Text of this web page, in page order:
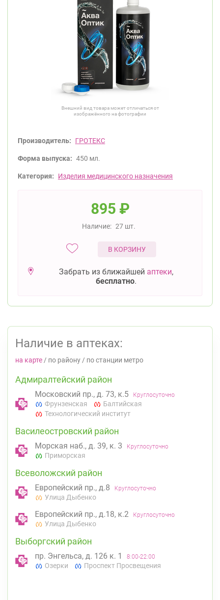
Внешний вид товара может отличаться от
изображённого на фотографии
Производитель: ГРОТЕКС
Форма выпуска: 450 мл.
Категория: Изделия медицинского назначения
895 ₽
Наличие: 27 шт.
В КОРЗИНУ
Забрать из ближайшей аптеки,
бесплатно.
Наличие в аптеках:
на карте / по району / по станции метро
Адмиралтейский район
Московский пр., д. 73, к.5 Круглосуточно
Фрунзенская
Балтийская
Технологический институт
Василеостровский район
Морская наб., д. 39, к. 3 Круглосуточно
Приморская
Всеволожский район
Европейский пр., д.8 Круглосуточно
Улица Дыбенко
Европейский пр., д.18, к.2 Круглосуточно
Улица Дыбенко
Выборгский район
пр. Энгельса, д. 126 к. 1 8:00-22:00
Озерки Проспект Просвещения